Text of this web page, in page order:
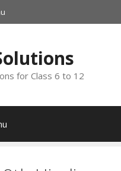
for Class 6 to 12